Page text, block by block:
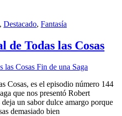
, Destacado, Fantasía
Todas las Cosas
Cosas, es el episodio número 144
que nos presentó Robert
un sabor dulce amargo porque
demasiado bien